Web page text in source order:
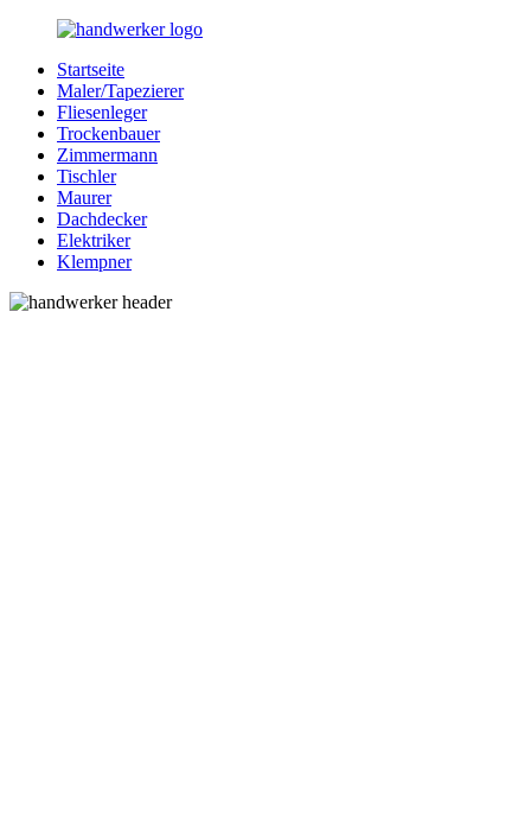
Zurück
Inhalt
Bessere-
Handwerker.de
Handwerker
Ihrer
Nähe
Startseite
Maler/Tapezierer
Fliesenleger
Trockenbauer
Zimmermann
Tischler
Maurer
Dachdecker
Elektriker
Klempner